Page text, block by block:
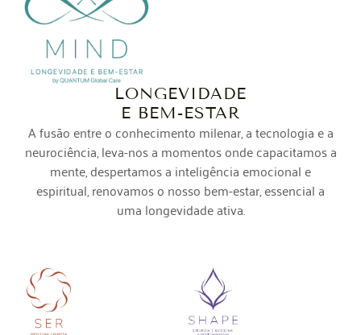
LONGEVIDADE
E BEM-ESTAR
A fusão entre o conhecimento milenar, a tecnologia e a
neurociência, leva-nos a momentos onde capacitamos a
mente, despertamos a inteligência emocional e
espiritual, renovamos o nosso bem-estar, essencial a
uma longevidade ativa.